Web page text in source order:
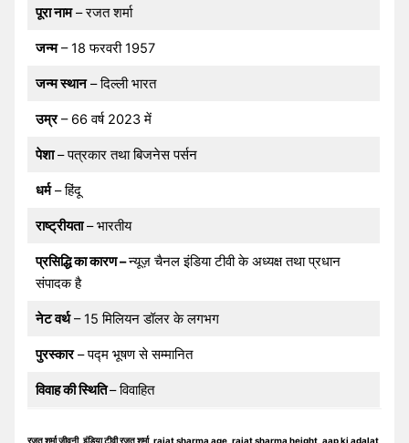
पूरा नाम– रजत शर्मा
जन्म– 18 फरवरी 1957
जन्म स्थान– दिल्ली भारत
उम्र– 66 वर्ष 2023 में
पेशा– पत्रकार तथा बिजनेस पर्सन
धर्म– हिंदू
राष्ट्रीयता– भारतीय
प्रसिद्धि का कारण –न्यूज़ चैनल इंडिया टीवी के अध्यक्ष तथा प्रधान
संपादक है
नेट वर्थ– 15 मिलियन डॉलर के लगभग
पुरस्कार– पद्म भूषण से सम्मानित
विवाह की स्थिति– विवाहित
रजत शर्मा जीवनी, इंडिया टीवी रजत शर्मा, rajat sharma age, rajat sharma height, aap ki adalat